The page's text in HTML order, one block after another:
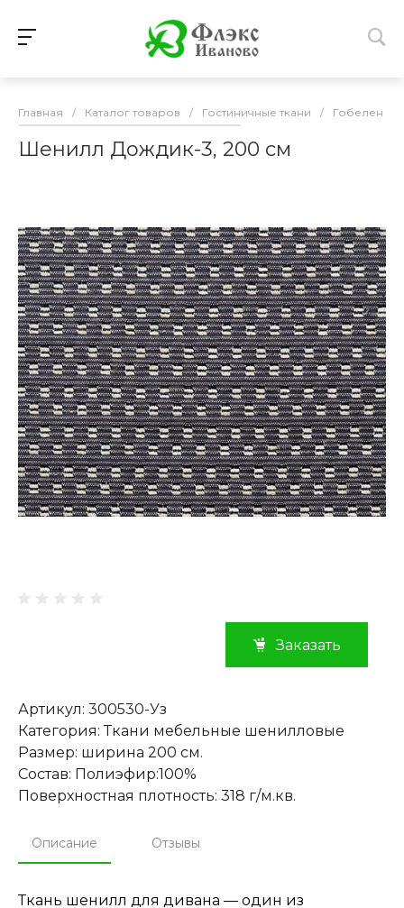
Главная / Каталог товаров / Гостиничные ткани / Гобелен
Шенилл Дождик-3, 200 см
Заказать
Артикул: 300530-Уз
Категория: Ткани мебельные шенилловые
Размер: ширина 200 см.
Состав: Полиэфир:100%
Поверхностная плотность: 318 г/м.кв.
Описание Отзывы
Ткань шенилл для дивана — один из